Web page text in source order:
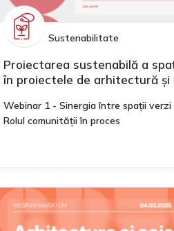
Sustenabilitate
Proiectarea sustenabilă a
în proiectele de arhitectură și
Webinar 1 - Sinergia între spații verzi
Rolul comunității în proces